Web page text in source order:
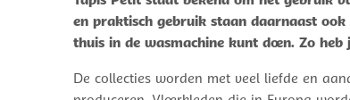
en praktisch gebruik staan daarnaast
thuis in de wasmachine kunt doen. Zo
De collecties worden met veel liefde en